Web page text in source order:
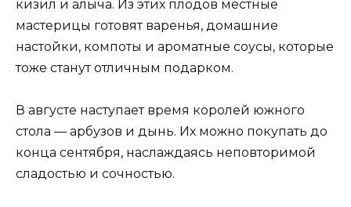
кизил и алыча. Из этих плодов местные
мастерицы готовят варенья, домашние
настойки, компоты и ароматные соусы, которые
тоже станут отличным подарком.
В августе наступает время королей южного
стола — арбузов и дынь. Их можно покупать до
конца сентября, наслаждаясь неповторимой
сладостью и сочностью.